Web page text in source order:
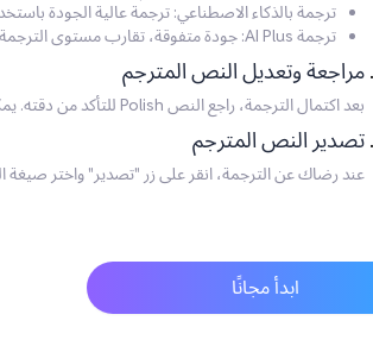
ترجمة بالذكاء الاصطناعي: ترجمة عالية الجودة
ترجمة AI Plus: جودة متفوقة، تقارب مستوى الترجمة الاحترافية، موصى بها للاحتياجات عالية الجودة.
مراجعة وتعديل النص المترجم
بعد اكتمال الترجمة، راجع النص Polish للتأكد من دقته. يمكنك إجراء أي تعديلات ضرورية مباشرةً على النص.
تصدير النص المترجم
عند رضاك عن الترجمة، انقر على زر "تصدير" واختر صيغة
ابدأ مجانًا